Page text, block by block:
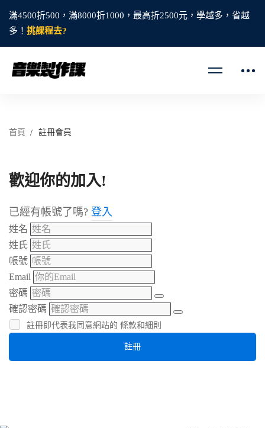
滿4500折500，滿8000折1000，最高折2500元，學越多，省越
多！ 挑課程去?
首頁 註冊會員
歡迎你的加入!
已經有帳號了嗎? 登入
姓名
姓氏
帳號
Email
密碼
確認密碼
註冊即代表我同意網站的 條款和細則
註冊